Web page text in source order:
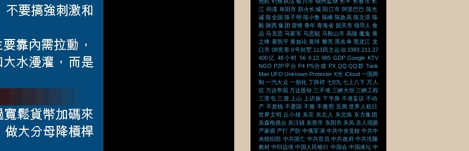
江 间谍 阜阳市 防火长城 阳江市 阿里巴巴 陈光
诚 陈全国 陈子明 陈小鲁 陈峰 陈政高 陈文清 陈
毅 陕西 集团 雷锋 青年 青海省 韶关市 领导人 食
品 马克思 马家军 马思聪 马鞍山市 高陵 魔鬼 黄
之锋 黄凯平 黄如论 黄琦 黎亮 黑名单 黑龙江 龙
口市 08宪章 0号别墅 113民主运动 1983 211 27
400亿 48小时 56 9.13 985 GDP Google KTV
NGO P2P平台 P4 PS合成 PX QQ QQ群 Tank
Man UFO Unknown Protester X光 iCloud 一国两
制 一汽大众 一胎化 丁薛祥 七0九 七上八下 万人
抗 万达帝国 万达股份 三不准 三峡大坝 三峡工程
三里屯 三鹿 上山 上访族 下半身 不准妄议 不动
产 不差钱 不爱国 不雅 不雅照 丑闻 世界人权日
世界文明 丘小雄 东京 东北人 东北病 东方集团
东森电视台 东汪镇 东营市 东阳市 东风 丢人现眼
严家祺 严打 严防 中俄军演 中共中央党校 中共中
央组织部 中共国亡 中共官员 中共政府 中共洗脑
教材 中印边境 中国人民银行 中国会 中国体坛 中